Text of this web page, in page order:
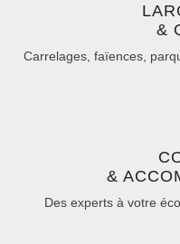
&
Carrelages, faïences,
&
Des experts à votre